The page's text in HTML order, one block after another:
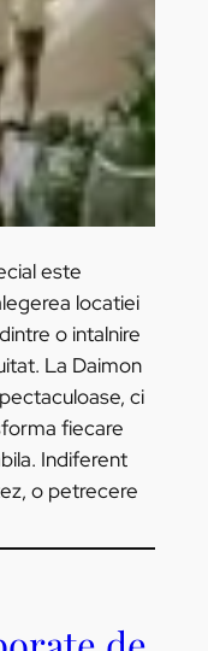
este
locatiei
o intalnire
La Daimon
ci
fiecare
Indiferent
o petrecere